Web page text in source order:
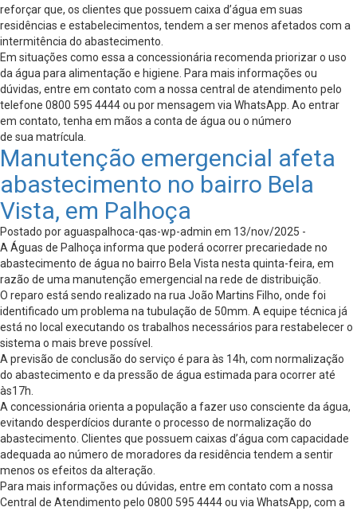
reforçar que, os clientes que possuem caixa d’água em suas
residências e estabelecimentos, tendem a ser menos afetados com a
intermitência do abastecimento.
Em situações como essa a concessionária recomenda priorizar o uso
da água para alimentação e higiene. Para mais informações ou
dúvidas, entre em contato com a nossa central de atendimento pelo
telefone 0800 595 4444 ou por mensagem via WhatsApp. Ao entrar
em contato, tenha em mãos a conta de água ou o número
de sua matrícula.
Manutenção emergencial afeta
abastecimento no bairro Bela
Vista, em Palhoça
Postado por aguaspalhoca-qas-wp-admin em 13/nov/2025 -
A Águas de Palhoça informa que poderá ocorrer precariedade no
abastecimento de água no bairro Bela Vista nesta quinta-feira, em
razão de uma manutenção emergencial na rede de distribuição.
O reparo está sendo realizado na rua João Martins Filho, onde foi
identificado um problema na tubulação de 50mm. A equipe técnica já
está no local executando os trabalhos necessários para restabelecer o
sistema o mais breve possível.
A previsão de conclusão do serviço é para às 14h, com normalização
do abastecimento e da pressão de água estimada para ocorrer até
às17h.
A concessionária orienta a população a fazer uso consciente da água,
evitando desperdícios durante o processo de normalização do
abastecimento. Clientes que possuem caixas d’água com capacidade
adequada ao número de moradores da residência tendem a sentir
menos os efeitos da alteração.
Para mais informações ou dúvidas, entre em contato com a nossa
Central de Atendimento pelo 0800 595 4444 ou via WhatsApp, com a